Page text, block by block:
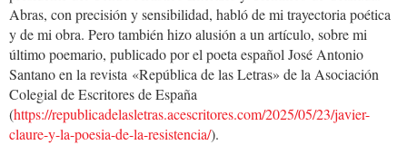
Abras, con precisión y sensibilidad, habló de mi trayectoria poética
y de mi obra. Pero también hizo alusión a un artículo, sobre mi
último poemario, publicado por el poeta español José Antonio
Santano en la revista «República de las Letras» de la Asociación
Colegial de Escritores de España
(https://republicadelasletras.acescritores.com/2025/05/23/javier-
claure-y-la-poesia-de-la-resistencia/).